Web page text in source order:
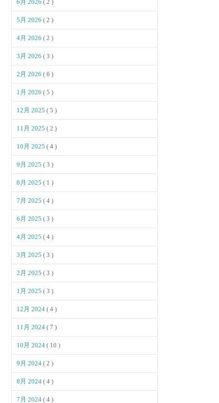
6月 2026( 2 )
5月 2026( 2 )
4月 2026( 2 )
3月 2026( 3 )
2月 2026( 6 )
1月 2026( 5 )
12月 2025( 5 )
11月 2025( 2 )
10月 2025( 4 )
9月 2025( 3 )
8月 2025( 1 )
7月 2025( 4 )
6月 2025( 3 )
4月 2025( 4 )
3月 2025( 3 )
2月 2025( 3 )
1月 2025( 3 )
12月 2024( 4 )
11月 2024( 7 )
10月 2024( 10 )
9月 2024( 2 )
8月 2024( 4 )
7月 2024( 4 )